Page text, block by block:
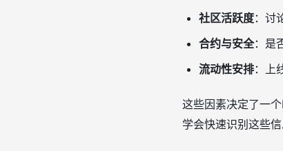
社区活跃度：讨
合约与安全：是
流动性安排：上
这些因素决定了一
学会快速识别这些信